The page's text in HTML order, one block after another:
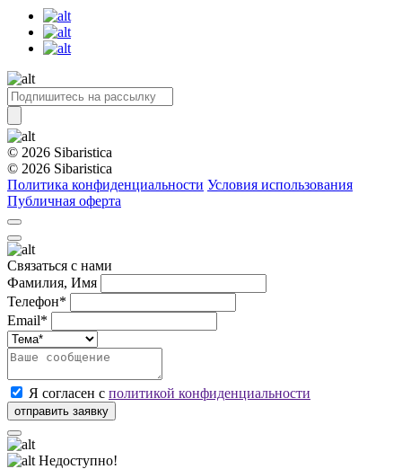
© 2026 Sibaristica
© 2026 Sibaristica
Политика конфиденциальности Условия использования
Публичная оферта
Связаться с нами
Фамилия, Имя
Телефон*
Email*
Я согласен с политикой конфиденциальности
Недоступно!